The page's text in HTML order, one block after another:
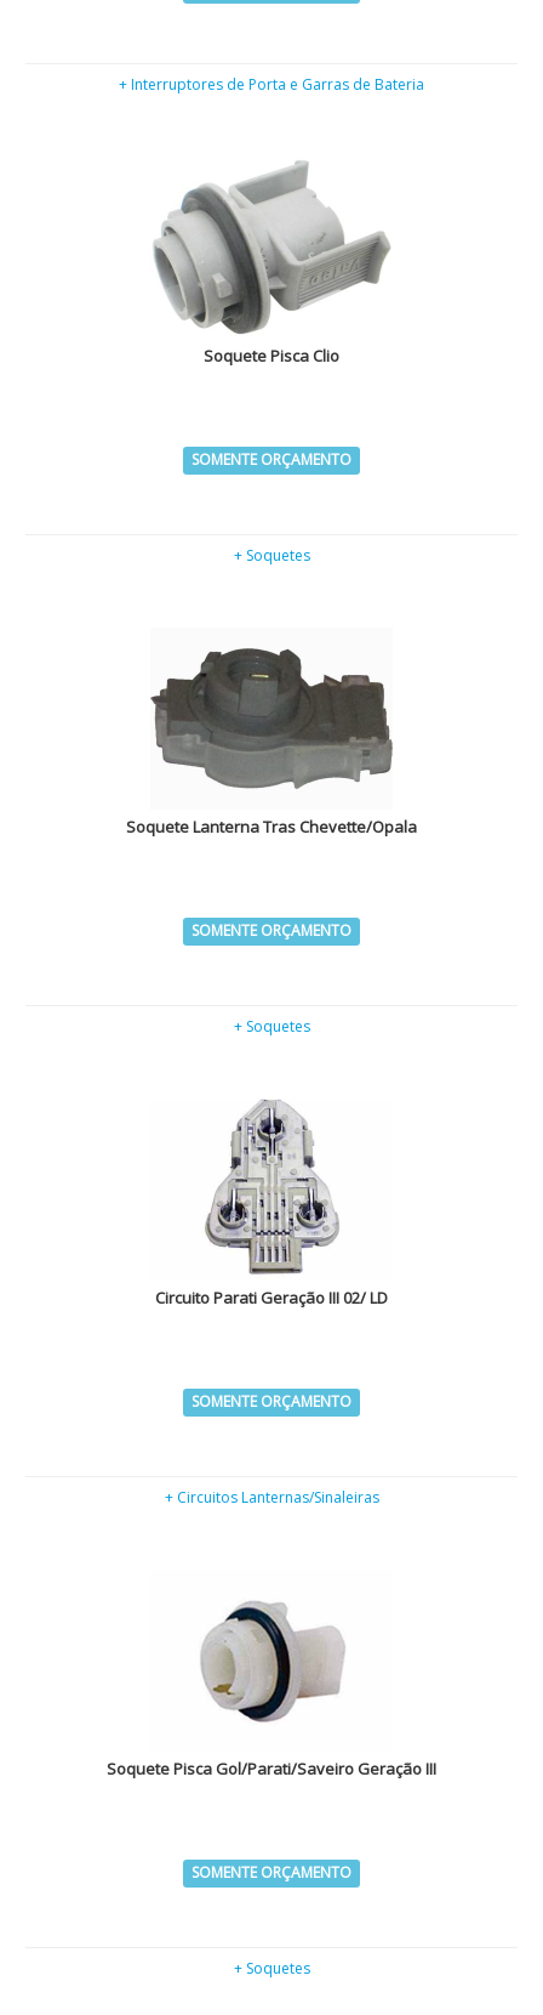
+ Interruptores de Porta e Garras de Bateria
Soquete Pisca Clio
SOMENTE ORÇAMENTO
+ Soquetes
Soquete Lanterna Tras Chevette/Opala
SOMENTE ORÇAMENTO
+ Soquetes
Circuito Parati Geração III 02/ LD
SOMENTE ORÇAMENTO
+ Circuitos Lanternas/Sinaleiras
Soquete Pisca Gol/Parati/Saveiro Geração III
SOMENTE ORÇAMENTO
+ Soquetes